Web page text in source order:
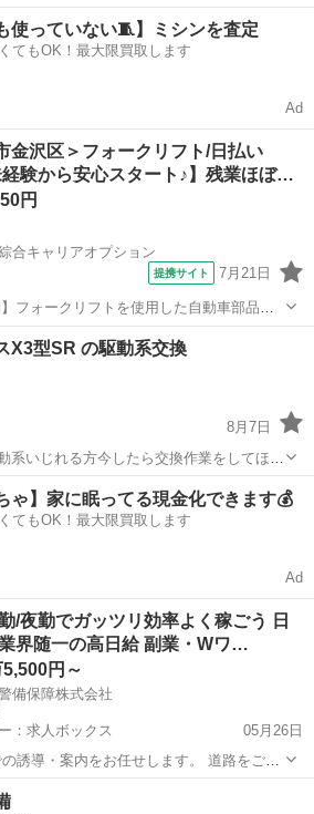
ております。出来ればニット地の中に裏
。裏地の生地もこちらでご用意します。
駅 手伝って/助けて
使っていない🧵】ミシンを査定
てもOK！最大限買取します
Ad
金沢区＞フォークリフト/日払い
験から安心スタート♪】残業ほぼ…
円
合キャリアオプション
提携サイト 7月21日
フォークリフトを使用した自動車部品の
理業務。 運搬はリーチフォーク、 ピッキ
所作業車のようなイメージ。 荷台に乗ると
X3型SR の駆動系交換
8月7日
系いじれる方今したら交換作業をしてほし
、格安でお願いしたいです🙇‍♂️
手伝って/助けて
ゃ】家に眠ってる現金化できます💰
てもOK！最大限買取します
Ad
/夜勤でガッツリ効率よく稼ごう 日
界随一の高日給 副業・Wワ…
5,500円～
備保障株式会社
：求人ボックス
05月26日
誘導・案内をお任せします。 道路をご利
安全に安心して通行するために適切に誘
は直行直帰OKです! <未経験でも安心!!> 丁